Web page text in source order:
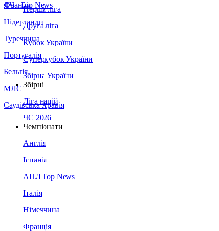
Франція
Нідерланди
Туреччина
Португалія
Бельгія
МЛС
Саудівська Аравія
ЛЧ - Top News
Перша ліга
Друга ліга
Кубок України
Суперкубок України
Збірна України
Збірні
Ліга націй
ЧС 2026
Чемпіонати
Англія
Іспанія
АПЛ Top News
Італія
Німеччина
Франція